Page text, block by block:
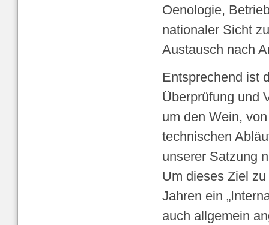
Oenologie,
nationaler Sicht
Austausch nach
Entsprechend ist
Überprüfung und
um den Wein,
technischen
unserer Satzung
Um dieses Ziel
Jahren ein
auch allgemein